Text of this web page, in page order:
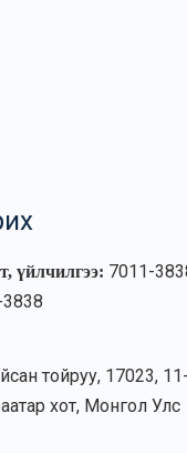
үйлчилгээ: 7011-
тойруу, 17023,
хот, Монгол Улс